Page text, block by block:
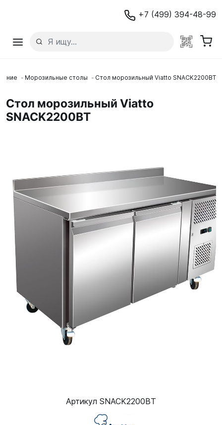
+7 (499) 394-48-99
Морозильные столы Стол морозильный Viatto SNACK2200BT
Стол морозильный Viatto
SNACK2200BT
Артикул SNACK2200BT